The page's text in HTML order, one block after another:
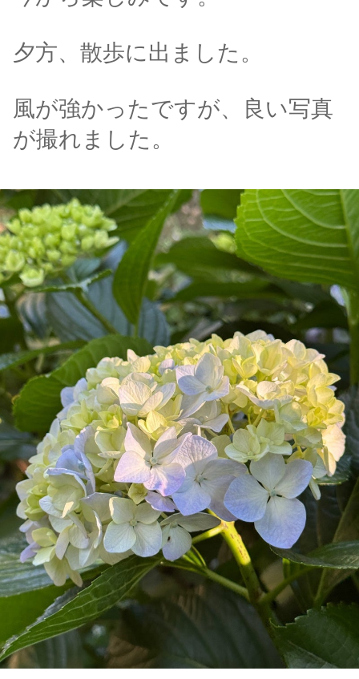
夕方、散歩に出ました。
風が強かったですが、良い写真
が撮れました。